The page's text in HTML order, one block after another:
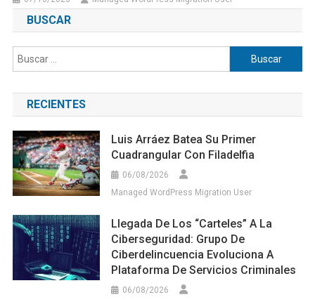
BUSCAR
Buscar:
RECIENTES
Luis Arráez Batea Su Primer
Cuadrangular Con Filadelfia
06/08/2026
Managed WordPress Migration User
Llegada De Los “carteles” A La
Ciberseguridad: Grupo De
Ciberdelincuencia Evoluciona A
Plataforma De Servicios Criminales
06/08/2026